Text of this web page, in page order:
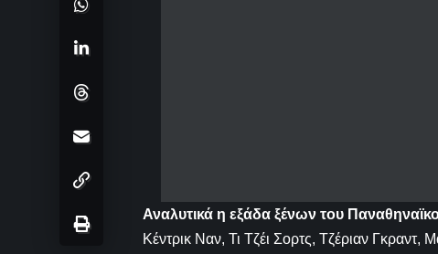
Αναλυτικά η εξάδα ξένων του
Κέντρικ Ναν, Τι Τζέι Σορτς, Τζέριαν